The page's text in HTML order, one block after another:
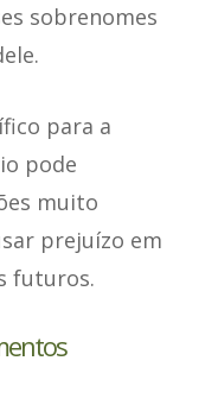
sobrenomes
para a
pode
muito
prejuízo em
futuros.